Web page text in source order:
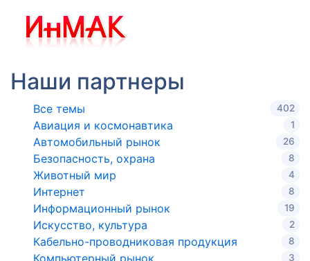
Наши партнеры
Все темы 402
Авиация и космонавтика 1
Автомобильный рынок 26
Безопасность, охрана 8
Животный мир 4
Интернет 8
Информационный рынок 19
Искусство, культура 2
Кабельно-проводниковая продукция 8
Компьютерный рынок 3